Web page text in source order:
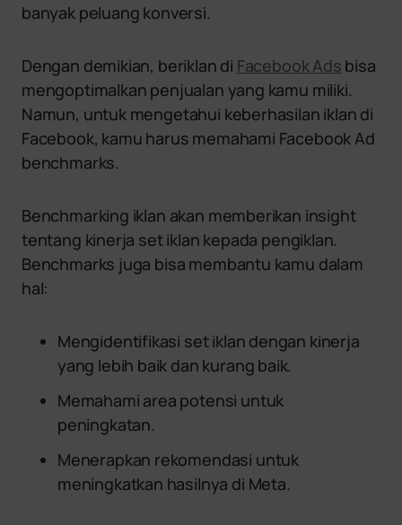
banyak peluang konversi.
Dengan demikian, beriklan di Facebook Ads bisa
mengoptimalkan penjualan yang kamu miliki.
Namun, untuk mengetahui keberhasilan iklan di
Facebook, kamu harus memahami Facebook Ad
benchmarks.
Benchmarking iklan akan memberikan insight
tentang kinerja set iklan kepada pengiklan.
Benchmarks juga bisa membantu kamu dalam
hal:
Mengidentifikasi set iklan dengan kinerja
yang lebih baik dan kurang baik.
Memahami area potensi untuk
peningkatan.
Menerapkan rekomendasi untuk
meningkatkan hasilnya di Meta.